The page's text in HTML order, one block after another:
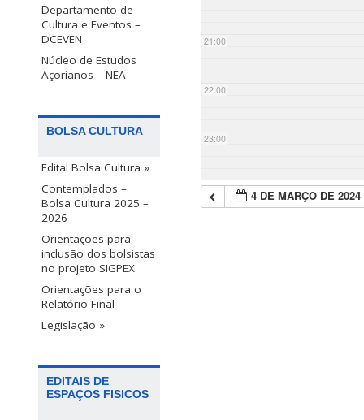
Departamento de
Cultura e Eventos –
DCEVEN
Núcleo de Estudos
Açorianos – NEA
BOLSA CULTURA
Edital Bolsa Cultura »
Contemplados –
Bolsa Cultura 2025 –
2026
Orientações para
inclusão dos bolsistas
no projeto SIGPEX
Orientações para o
Relatório Final
Legislação »
EDITAIS DE
ESPAÇOS FISICOS
21:00
22:00
23:00
4 DE MARÇO DE 2024